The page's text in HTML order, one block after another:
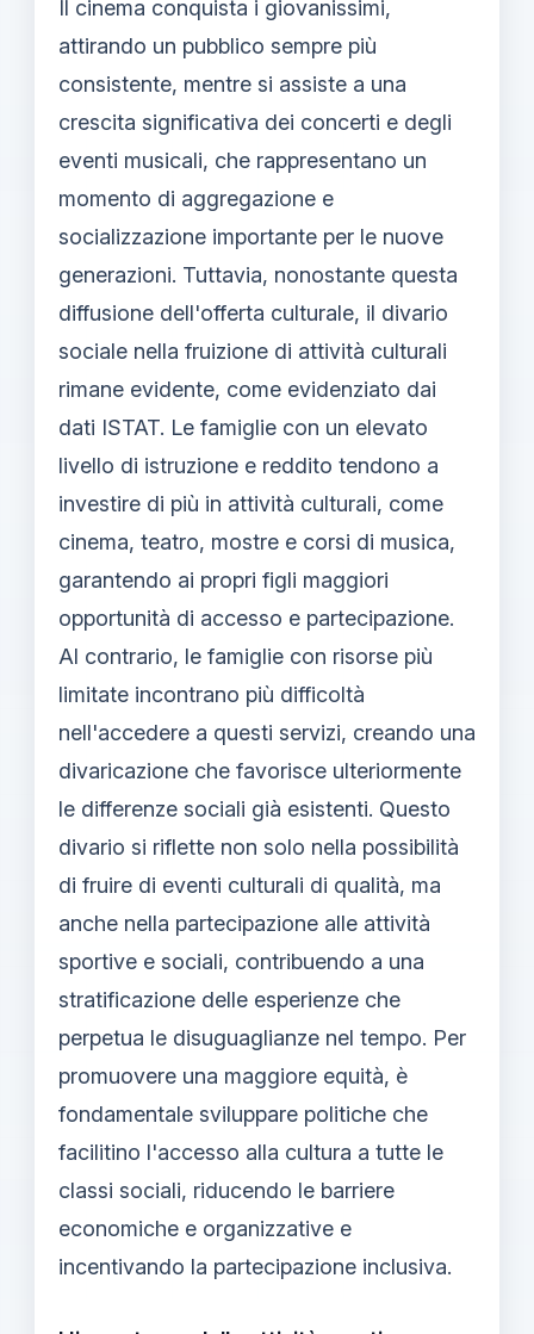
Il cinema conquista i giovanissimi,
attirando un pubblico sempre più
consistente, mentre si assiste a una
crescita significativa dei concerti e degli
eventi musicali, che rappresentano un
momento di aggregazione e
socializzazione importante per le nuove
generazioni. Tuttavia, nonostante questa
diffusione dell'offerta culturale, il divario
sociale nella fruizione di attività culturali
rimane evidente, come evidenziato dai
dati ISTAT. Le famiglie con un elevato
livello di istruzione e reddito tendono a
investire di più in attività culturali, come
cinema, teatro, mostre e corsi di musica,
garantendo ai propri figli maggiori
opportunità di accesso e partecipazione.
Al contrario, le famiglie con risorse più
limitate incontrano più difficoltà
nell'accedere a questi servizi, creando una
divaricazione che favorisce ulteriormente
le differenze sociali già esistenti. Questo
divario si riflette non solo nella possibilità
di fruire di eventi culturali di qualità, ma
anche nella partecipazione alle attività
sportive e sociali, contribuendo a una
stratificazione delle esperienze che
perpetua le disuguaglianze nel tempo. Per
promuovere una maggiore equità, è
fondamentale sviluppare politiche che
facilitino l'accesso alla cultura a tutte le
classi sociali, riducendo le barriere
economiche e organizzative e
incentivando la partecipazione inclusiva.